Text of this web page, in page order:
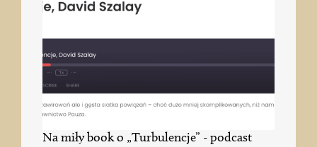
Na miły book o „Turbulencje” - podcast